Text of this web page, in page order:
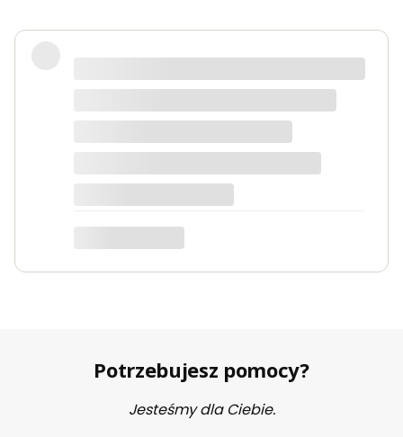
Fotel piękny, wygodny, polecam.
Dorota
ciemno zielony Velvet
Potrzebujesz pomocy?
Jesteśmy dla Ciebie.